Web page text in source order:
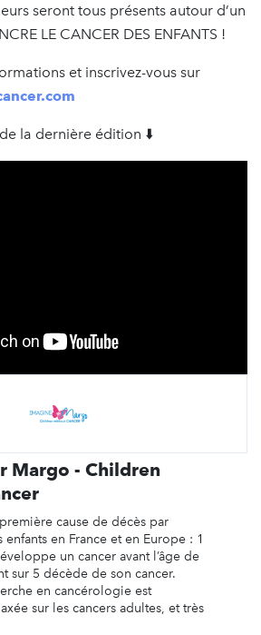
seront tous présents autour d’un
LE CANCER DES ENFANTS !
et inscrivez-vous sur
la dernière édition ⬇️
Margo - Children
cause de décès par
enfants en France et en Europe : 1
un cancer avant l’âge de
sur 5 décède de son cancer.
en cancérologie est
sur les cancers adultes, et très